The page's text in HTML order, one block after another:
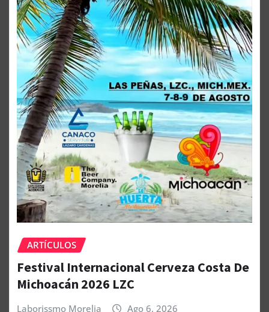
ARTÍCULOS
Festival Internacional Cerveza Costa De
Michoacán 2026 LZC
Laborissmo Morelia Ago 6, 2026